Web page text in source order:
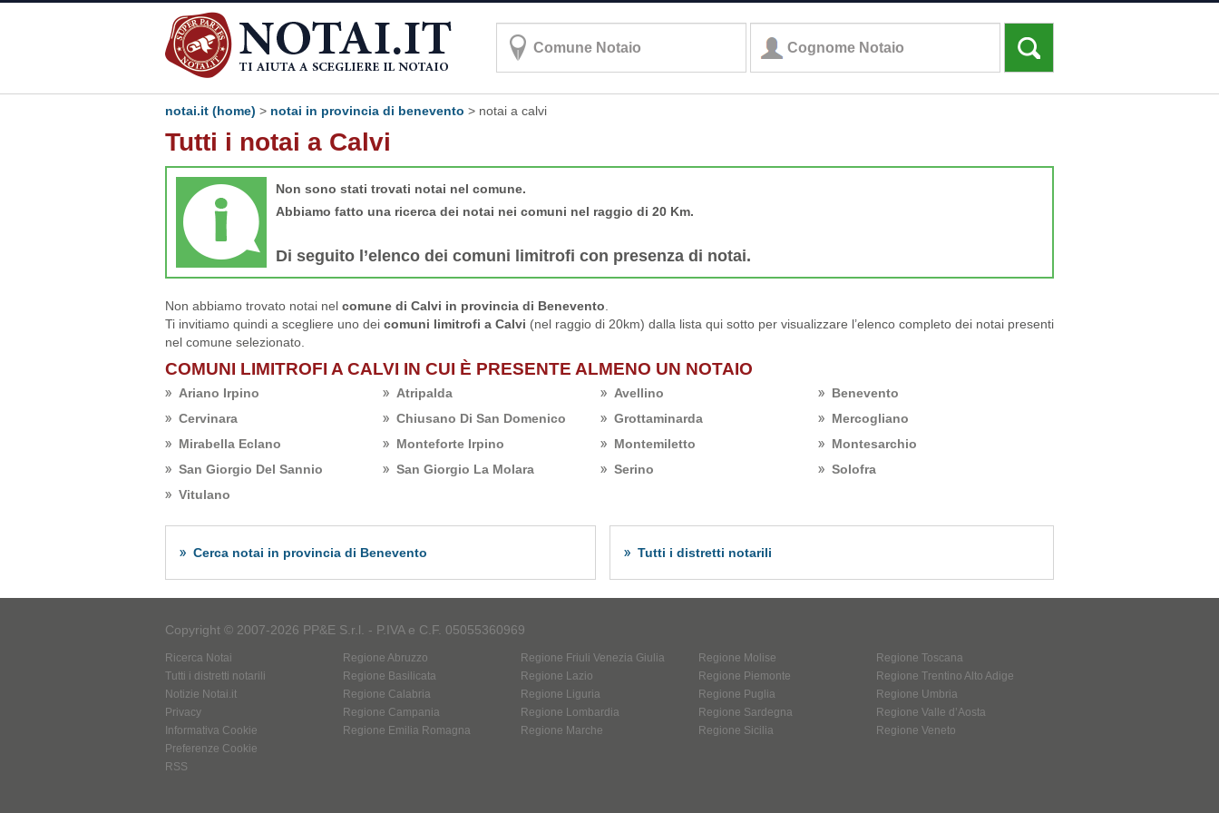
notai.it (home) > notai in provincia di benevento > notai a calvi
Tutti i notai a Calvi
Non sono stati trovati notai nel comune.
Abbiamo fatto una ricerca dei notai nei comuni nel raggio di 20 Km.
Di seguito l’elenco dei comuni limitrofi con presenza di notai.
Non abbiamo trovato notai nel comune di Calvi in provincia di Benevento
Ti invitiamo quindi a scegliere uno dei comuni limitrofi a Calvi (nel raggio di 20km) dalla lista qui sotto per visualizzare l’elenco completo dei notai presenti
nel comune selezionato.
COMUNI LIMITROFI A CALVI IN CUI È PRESENTE ALMENO UN NOTAIO
Ariano Irpino Atripalda Avellino
Benevento
Cervinara
Chiusano Di San Domenico Grottaminarda
Mercogliano
Mirabella Eclano
Monteforte Irpino Montemiletto
Montesarchio
San Giorgio Del Sannio
San Giorgio La Molara Serino
Solofra
Vitulano
Cerca notai in provincia di Benevento Tutti i distretti notarili
Copyright © 2007-2026 PP&E S.r.l. - P.IVA e C.F. 05055360969
Ricerca Notai
Tutti i distretti notarili
Notizie Notai.it
Privacy
Informativa Cookie
Preferenze Cookie
RSS
Regione Abruzzo
Regione Basilicata
Regione Calabria
Regione Campania
Regione Emilia Romagna
Regione Friuli Venezia Giulia
Regione Lazio
Regione Liguria
Regione Lombardia
Regione Marche
Regione Molise
Regione Piemonte
Regione Puglia
Regione Sardegna
Regione Sicilia
Regione Toscana
Regione Trentino Alto Adige
Regione Umbria
Regione Valle d’Aosta
Regione Veneto